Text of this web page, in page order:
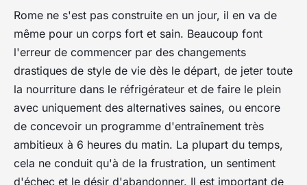
Rome ne s'est pas construite en un jour, il en va de
même pour un corps fort et sain. Beaucoup font
l'erreur de commencer par des changements
drastiques de style de vie dès le départ, de jeter toute
la nourriture dans le réfrigérateur et de faire le plein
avec uniquement des alternatives saines, ou encore
de concevoir un programme d'entraînement très
ambitieux à 6 heures du matin. La plupart du temps,
cela ne conduit qu'à de la frustration, un sentiment
d'échec et le désir d'abandonner. Il est important de